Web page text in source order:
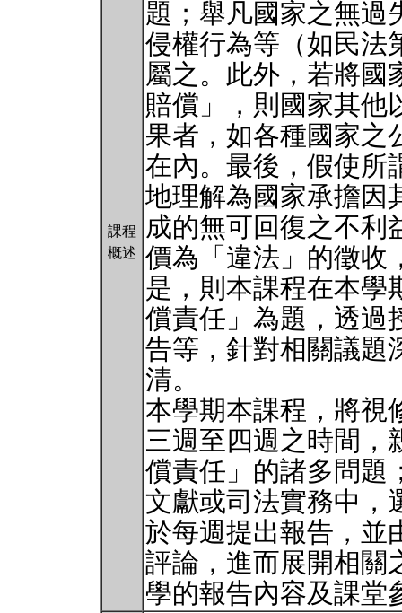
課程
概述
題；舉凡國家之無過
侵權行為等（如民法
屬之。此外，若將國
賠償」，則國家其他
果者，如各種國家之
在內。最後，假使所
地理解為國家承擔因
成的無可回復之不利
價為「違法」的徵收
是，則本課程在本學
償責任」為題，透過
告等，針對相關議題
清。
本學期本課程，將視
三週至四週之時間，
償責任」的諸多問題
文獻或司法實務中，
於每週提出報告，並
評論，進而展開相關
學的報告內容及課